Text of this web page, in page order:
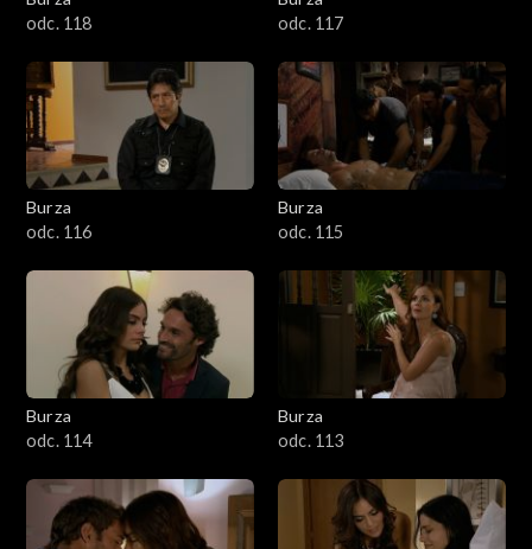
odc. 118
odc. 117
Burza
odc. 116
Burza
odc. 115
Burza
odc. 114
Burza
odc. 113